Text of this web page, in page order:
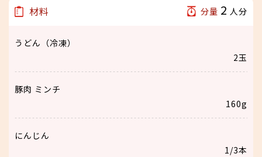
材料 分量 2 人分
うどん（冷凍）
2玉
豚肉 ミンチ
160g
にんじん
1/3本